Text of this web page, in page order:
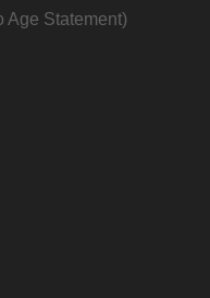
Age Statement)